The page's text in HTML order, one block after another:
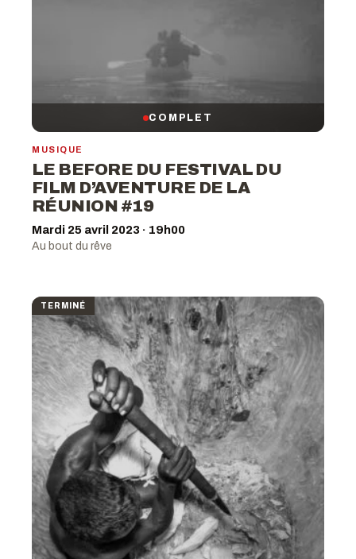
COMPLET
MUSIQUE
LE BEFORE DU FESTIVAL DU
FILM D’AVENTURE DE LA
RÉUNION #19
Mardi 25 avril 2023 · 19h00
Au bout du rêve
TERMINÉ